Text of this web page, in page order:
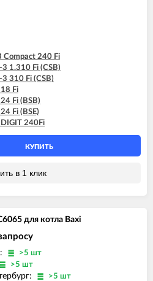
Compact 240 Fi
1.310 Fi (CSB)
310 Fi (CSB)
Fi
Fi (BSB)
Fi (BSE)
240Fi
КУПИТЬ
в 1 клик
для котла Baxi
>5 шт
>5 шт
>5 шт